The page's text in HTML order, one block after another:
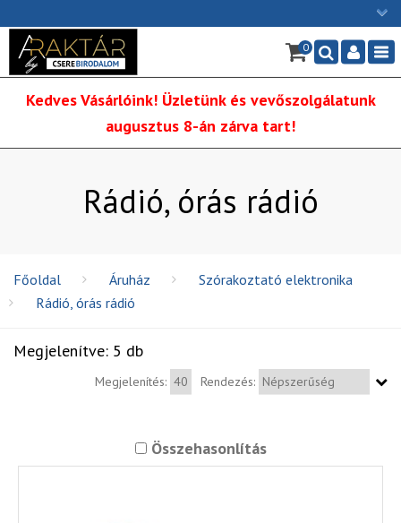
Ügyfélszolgálat: H-P: 9:00 - 16:00
06/1 255-2211
info@cserebirodalom.hu
×
0
Kedves Vásárlóink! Üzletünk és vevőszolgálatunk
augusztus 8-án zárva tart!
Rádió, órás rádió
Főoldal Áruház
Szórakoztató elektronika
Rádió, órás rádió
Megjelenítve: 5 db
Megjelenítés: Rendezés:
Összehasonlítás